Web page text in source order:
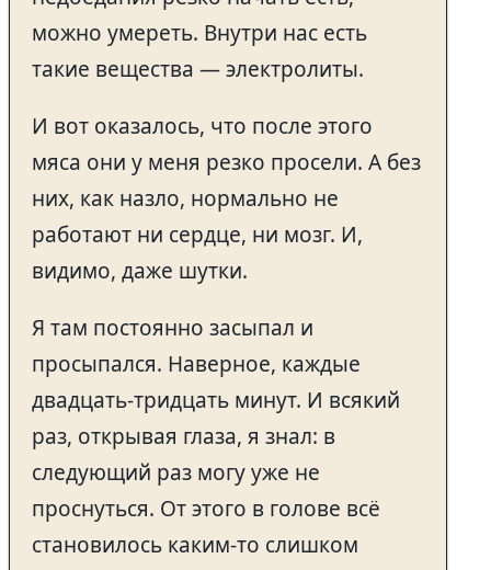
можно умереть. Внутри нас есть
такие вещества — электролиты.
И вот оказалось, что после этого
мяса они у меня резко просели. А без
них, как назло, нормально не
работают ни сердце, ни мозг. И,
видимо, даже шутки.
Я там постоянно засыпал и
просыпался. Наверное, каждые
двадцать-тридцать минут. И всякий
раз, открывая глаза, я знал: в
следующий раз могу уже не
проснуться. От этого в голове всё
становилось каким-то слишком